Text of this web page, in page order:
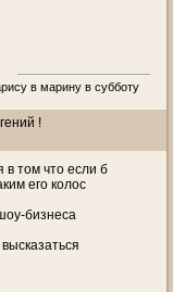
в марину в субботу
!
в том что если б
его колос
бизнеса